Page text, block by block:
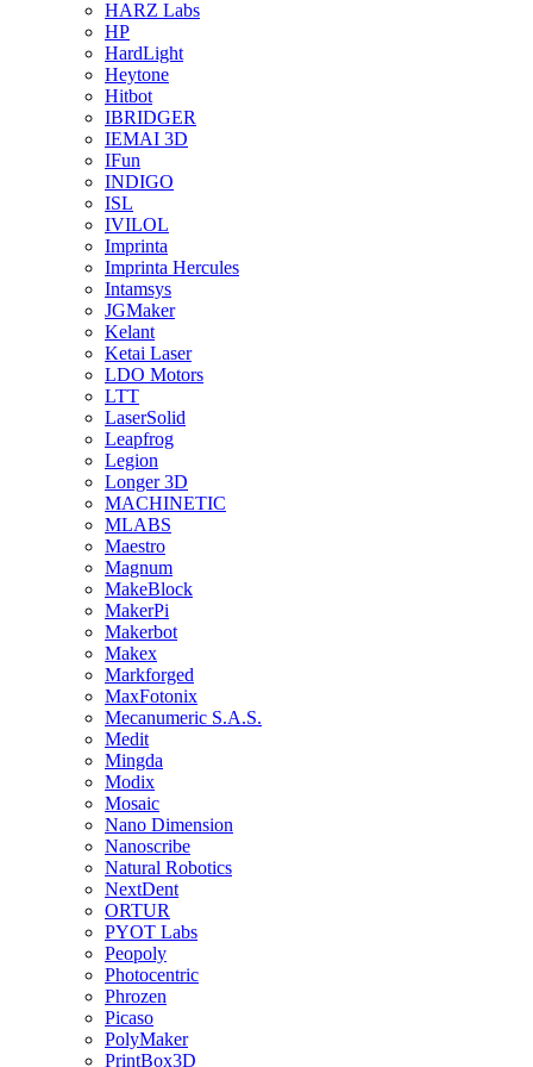
HARZ Labs
HP
HardLight
Heytone
Hitbot
IBRIDGER
IEMAI 3D
IFun
INDIGO
ISL
IVILOL
Imprinta
Imprinta Hercules
Intamsys
JGMaker
Kelant
Ketai Laser
LDO Motors
LTT
LaserSolid
Leapfrog
Legion
Longer 3D
MACHINETIC
MLABS
Maestro
Magnum
MakeBlock
MakerPi
Makerbot
Makex
Markforged
MaxFotonix
Mecanumeric S.A.S.
Medit
Mingda
Modix
Mosaic
Nano Dimension
Nanoscribe
Natural Robotics
NextDent
ORTUR
PYOT Labs
Peopoly
Photocentric
Phrozen
Picaso
PolyMaker
PrintBox3D